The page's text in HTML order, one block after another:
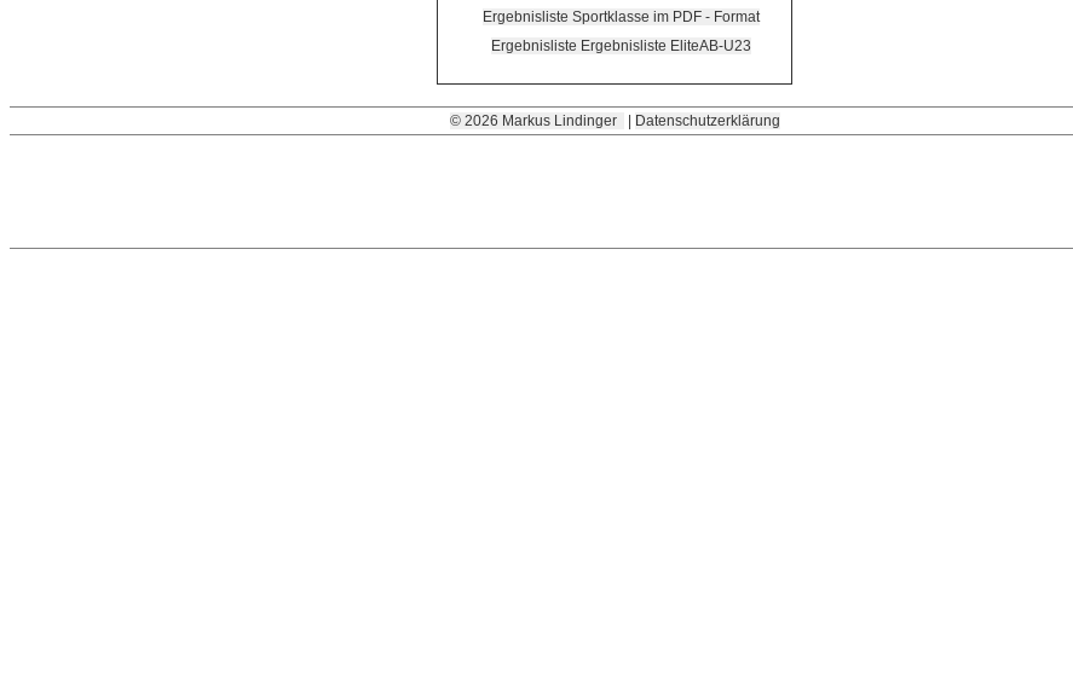
Ergebnisliste Sportklasse im PDF - Format
Ergebnisliste Ergebnisliste EliteAB-U23
© 2026 Markus Lindinger Datenschutzerklärung